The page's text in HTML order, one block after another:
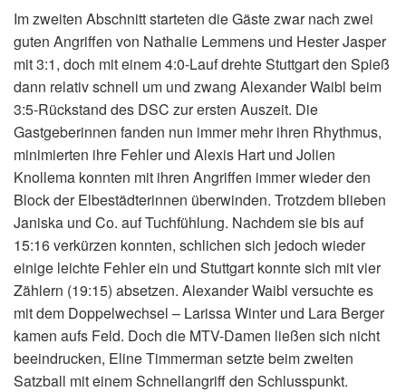
Im zweiten Abschnitt starteten die Gäste zwar nach zwei
guten Angriffen von Nathalie Lemmens und Hester Jasper
mit 3:1, doch mit einem 4:0-Lauf drehte Stuttgart den Spieß
dann relativ schnell um und zwang Alexander Waibl beim
3:5-Rückstand des DSC zur ersten Auszeit. Die
Gastgeberinnen fanden nun immer mehr ihren Rhythmus,
minimierten ihre Fehler und Alexis Hart und Jolien
Knollema konnten mit ihren Angriffen immer wieder den
Block der Elbestädterinnen überwinden. Trotzdem blieben
Janiska und Co. auf Tuchfühlung. Nachdem sie bis auf
15:16 verkürzen konnten, schlichen sich jedoch wieder
einige leichte Fehler ein und Stuttgart konnte sich mit vier
Zählern (19:15) absetzen. Alexander Waibl versuchte es
mit dem Doppelwechsel – Larissa Winter und Lara Berger
kamen aufs Feld. Doch die MTV-Damen ließen sich nicht
beeindrucken, Eline Timmerman setzte beim zweiten
Satzball mit einem Schnellangriff den Schlusspunkt.